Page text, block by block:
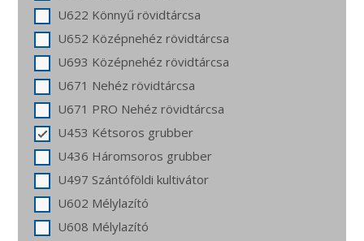
U622 Könnyű rövidtárcsa
U652 Középnehéz rövidtárcsa
U693 Középnehéz rövidtárcsa
U671 Nehéz rövidtárcsa
U671 PRO Nehéz rövidtárcsa
U453 Kétsoros grubber
U436 Háromsoros grubber
U497 Szántóföldi kultivátor
U602 Mélylazító
U608 Mélylazító